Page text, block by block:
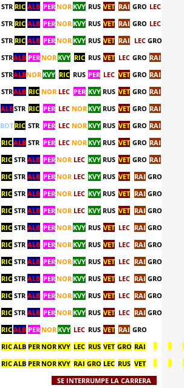
STR RIC ALB PER NOR KVY RUS VET RAI GRO LEC
STR RIC ALB PER NOR KVY RUS VET RAI GRO LEC
STR RIC ALB PER NOR KVY RUS VET RAI LEC GRO
STRALB PER NOR KVY RIC RUS VET LEC GRO RAI
STRALBNOR KVY RIC RUS PER LEC VET GRO RAI
STRALB RIC NOR LEC PER KVY RUS VET GRO RAI
ALBSTR RIC PER LEC NOR KVY RUS VET GRO RAI
BOT RIC STR PER LEC NOR KVY RUS VET GRO RAI
RICALB STR PER LEC NOR KVY RUS VET GRO RAI
RIC STR ALB PER NOR LEC KVY RUS VET GRO RAI
RIC STR ALB PER NOR LEC KVY RUS VET RAI GRO
RIC STR ALB PER NOR LEC KVY RUS VET RAI GRO
RIC STR ALB PER NOR LEC KVY RUS VET RAI GRO
RIC STR ALB PER NOR KVY RUS VET LEC RAI GRO
RIC STR ALB PER NOR KVY RUS VET LEC RAI GRO
RIC STR ALB PER NOR KVY RUS VET LEC RAI GRO
RIC STR ALB PER NOR KVY RUS VET LEC RAI GRO
RIC STR ALB PER NOR KVY RUS VET LEC RAI GRO
RIC STR ALB PER NOR KVY RUS VET LEC RAI GRO
RICALB PER NOR KVY LEC RUS VET RAI GRO
RICALB PER NOR KVY LEC RUS VET GRO RAI
RICALB PER NOR KVY RAI GRO LEC RUS VET
SE INTERRUMPE LA CARRERA